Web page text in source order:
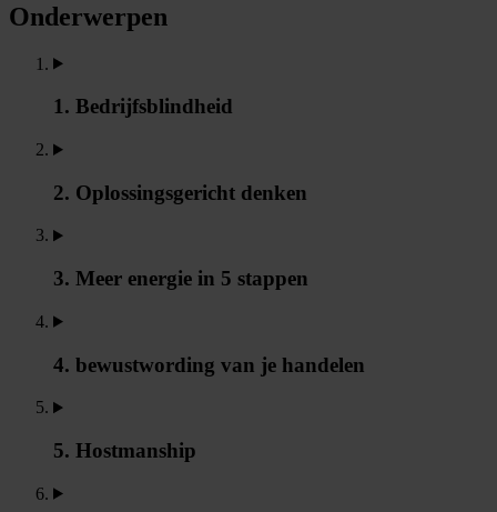
Onderwerpen
1. Bedrijfsblindheid
2. Oplossingsgericht denken
3. Meer energie in 5 stappen
4. bewustwording van je handelen
5. Hostmanship